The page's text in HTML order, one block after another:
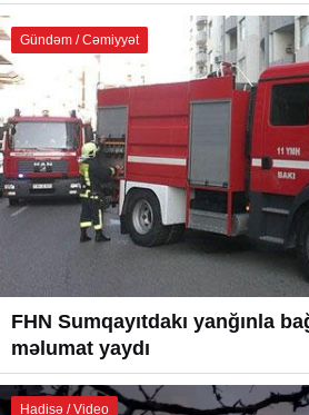
Gündəm / Cəmiyyət
FHN Sumqayıtdakı yanğınla
məlumat yaydı
Hadisə / Video